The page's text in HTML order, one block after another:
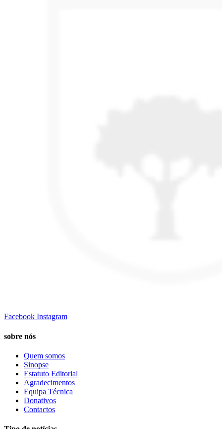
Facebook Instagram
sobre nós
Quem somos
Sinopse
Estatuto Editorial
Agradecimentos
Equipa Técnica
Donativos
Contactos